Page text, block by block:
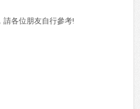
請各位朋友自行參考!